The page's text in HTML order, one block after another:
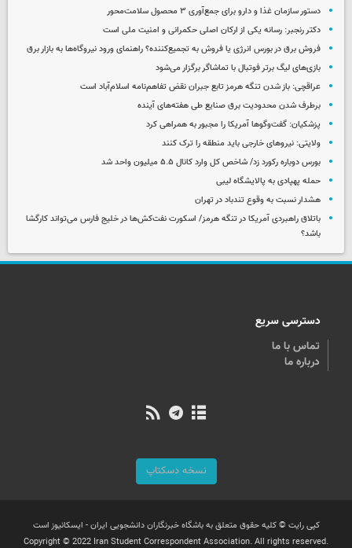
دستور سازمان غذا و دارو برای جمع‌آوری ۳ محصول سلامت‌محور
دکتر رنجبر: رسانه یکی از ارکان اصلی حکمرانی و امنیت ملی است
فروش برق در بورس انرژی یا فروش به تجمیع‌کننده؟ راهنمای ورود نیروگاه‌ها به بازار برق
بازی‌های لیگ برتر فوتبال با تماشاگر برگزار می‌شود
عراقچی: باز شدن تنگه هرمز تابع جبران نقض تفاهم‌نامه اسلام‌آباد است
برطرف شدن محدودیت‌ برق صنایع طی هفته‌های آینده
پزشکیان: گفت‌وگوها آمریکا را مجبور به همراهی کرد
ولایتی: نیروهای خارجی باید منطقه را ترک کنند
بورس دوباره رکورد زد/ شاخص کل وارد کانال ۵.۵ میلیون واحد شد
حمله پهپادی به پالایشگاه لیبی
هشدار نسبت به وقوع تندباد در تهران
باتلاق راهبردی آمریکا در تنگه هرمز/ اسکورت نفت‌کش‌ها در خلیج فارس می‌تواند کارگشا
باشد؟
دسترسی سریع
تماس با ما
درباره ما
نسخه دسکتاپ
کپی رایت © کلیه حقوق متعلق به باشگاه خبرنگاران دانشجویی ایران - ایسکانیوز است
Copyright © 2022 Iran Student Correspondent Association. All rights reserved.